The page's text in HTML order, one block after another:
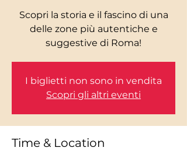
Scopri la storia e il fascino di una
delle zone più autentiche e
I biglietti non sono in vendita
Scopri gli altri eventi
Time & Location